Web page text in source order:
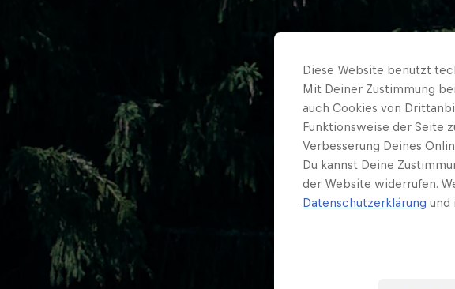
Diese Website benutzt
Mit Deiner Zustimmung
auch Cookies von
Funktionsweise der Seite
Verbesserung Deines
Du kannst Deine
der Website widerrufen.
Datenschutzerklärung und